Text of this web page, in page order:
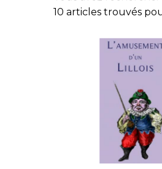
CONGRÈS &
CODE ES US ET
L'HISTOIRE DE LA
ÉDUCATION &
VIDEOS AND
10 articles trouvés